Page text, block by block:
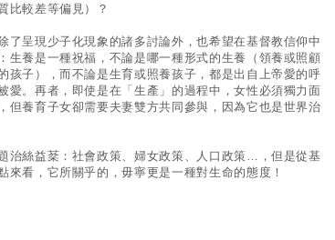
比較差等偏見）？
了呈現少子化現象的諸多討論外，也希望在基督教信仰中
生養是一種祝福，不論是哪一種形式的生養（領養或照顧
孩子），而不論是生育或照養孩子，都是出自上帝愛的呼
。再者，即使是在「生產」的過程中，女性必須獨力面
但養育子女卻需要夫妻雙方共同參與，因為它也是世界治
治絲益棻：社會政策、婦女政策、人口政策…，但是從基
來看，它所關乎的，毋寧更是一種對生命的態度！